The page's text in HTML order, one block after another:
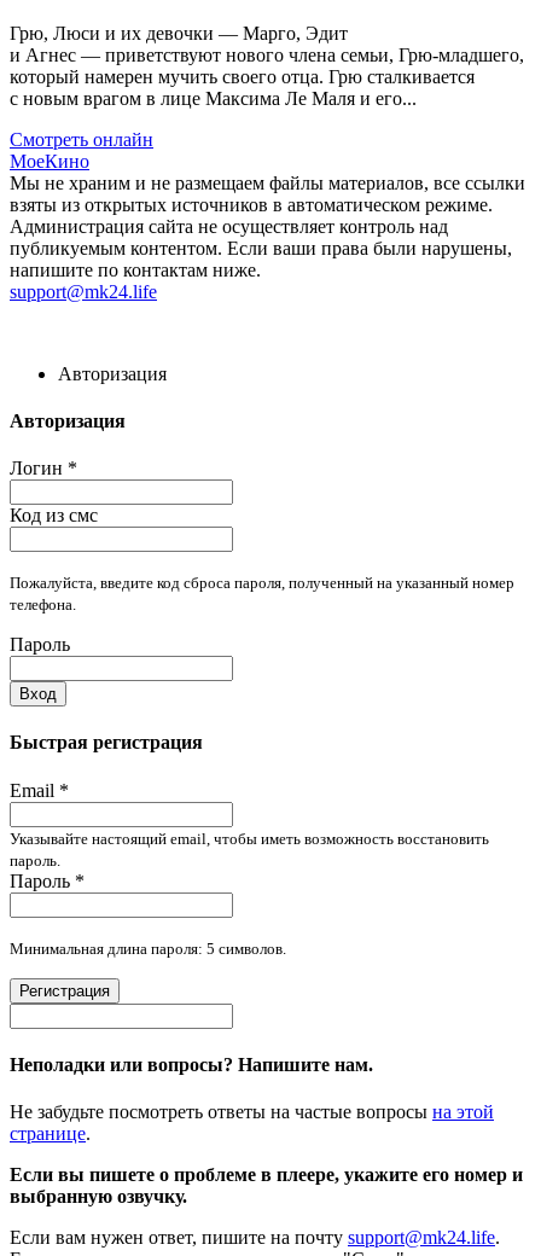
Грю, Люси и их девочки — Марго, Эдит
и Агнес — приветствуют нового члена семьи, Грю-младшего,
который намерен мучить своего отца. Грю сталкивается
с новым врагом в лице Максима Ле Маля и его...
Смотреть онлайн
МоеКино
Мы не храним и не размещаем файлы материалов, все ссылки
взяты из открытых источников в автоматическом режиме.
Администрация сайта не осуществляет контроль над
публикуемым контентом. Если ваши права были нарушены,
напишите по контактам ниже.
support@mk24.life
Авторизация
Авторизация
Логин *
Код из смс
Пожалуйста, введите код сброса пароля, полученный на указанный номер
телефона.
Пароль
Вход
Быстрая регистрация
Email *
Указывайте настоящий email, чтобы иметь возможность восстановить
пароль.
Пароль *
Минимальная длина пароля: 5 символов.
Регистрация
Неполадки или вопросы? Напишите нам.
Не забудьте посмотреть ответы на частые вопросы на этой
странице.
Если вы пишете о проблеме в плеере, укажите его номер и
выбранную озвучку.
Если вам нужен ответ, пишите на почту support@mk24.life.